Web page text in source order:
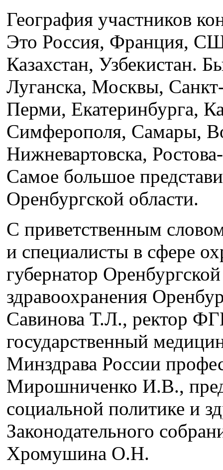
География участников
Это Россия, Франция,
Казахстан, Узбекистан.
Луганска, Москвы,
Перми, Екатеринбурга,
Симферополя, Самары,
Нижневартовска,
Самое большое
Оренбургской области.
С приветственным
и специалисты в сфере
губернатор
здравоохранения
Савинова Т.Л., ректор
государственный
Минздрава России
Мирошниченко И.В.,
социальной политике и
Законодательного
Хромушина О.Н.